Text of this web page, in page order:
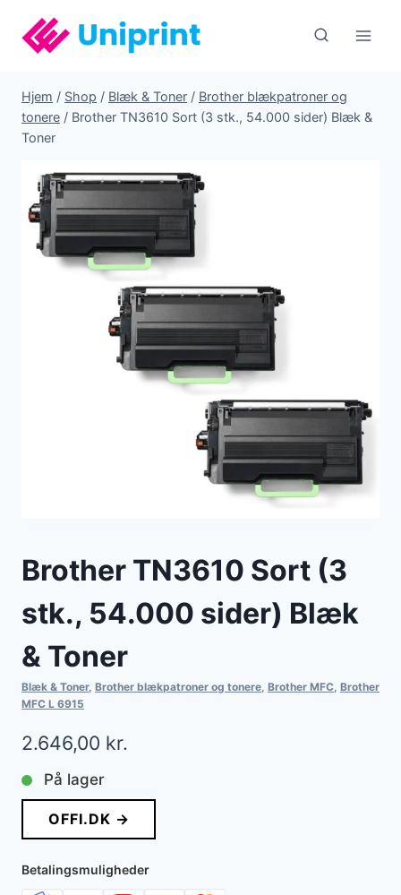
indhold
Hjem / Shop / Blæk & Toner / Brother blækpatroner og
tonere / Brother TN3610 Sort (3 stk., 54.000 sider) Blæk &
Toner
Brother TN3610 Sort (3
stk., 54.000 sider) Blæk
& Toner
Blæk & Toner, Brother blækpatroner og tonere, Brother MFC, Brother
MFC L 6915
2.646,00 kr.
På lager
OFFI.DK →
Betalingsmuligheder